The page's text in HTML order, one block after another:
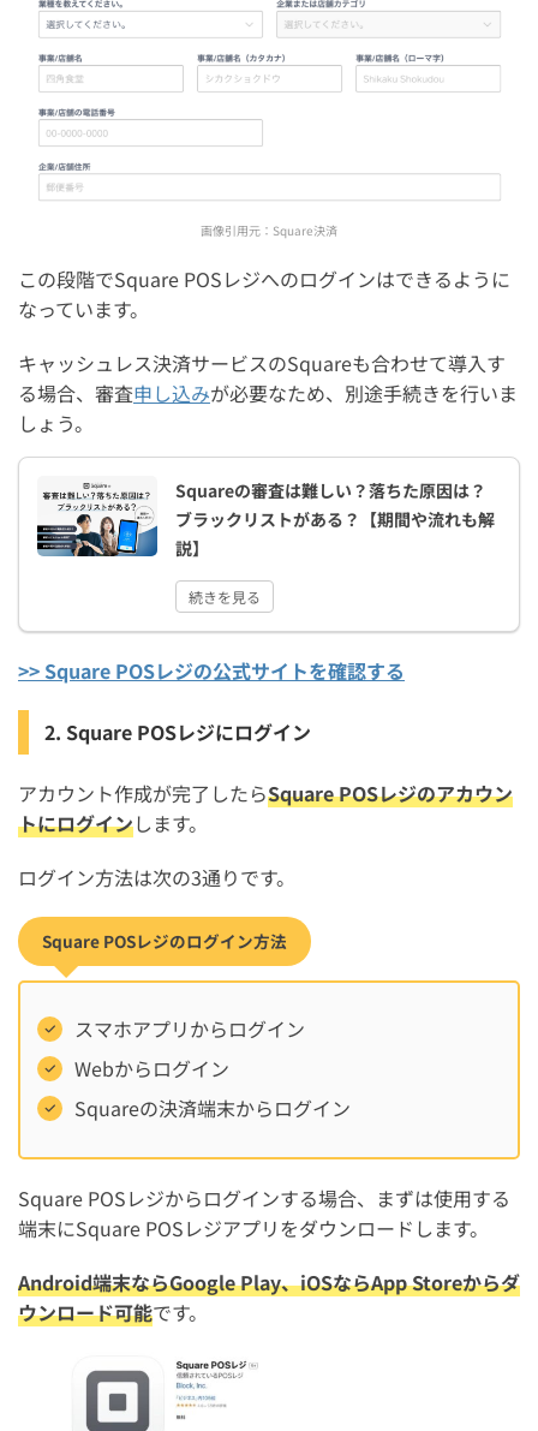
画像引用元： Square決済
この段階でSquare POSレジへのログインはできるように
なっています。
キャッシュレス決済サービスのSquareも合わせて導入す
る場合、審査申し込みが必要なため、別途手続きを行いま
しょう。
Squareの審査は難しい？落ちた原因は？
ブラックリストがある？【期間や流れも解
説】
続きを見る
>> Square POSレジの公式サイトを確認する
2. Square POSレジにログイン
アカウント作成が完了したらSquare POSレジのアカウン
トにログインします。
ログイン方法は次の3通りです。
Square POSレジのログイン方法
スマホアプリからログイン
Webからログイン
Squareの決済端末からログイン
Square POSレジからログインする場合、まずは使用する
端末にSquare POSレジアプリをダウンロードします。
Android端末ならGoogle Play、iOSならApp Storeからダ
ウンロード可能です。